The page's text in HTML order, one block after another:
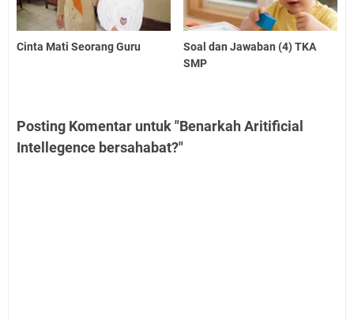
Cinta Mati Seorang Guru
Soal dan Jawaban (4) TKA
SMP
Posting Komentar untuk "Benarkah Aritificial
Intellegence bersahabat?"